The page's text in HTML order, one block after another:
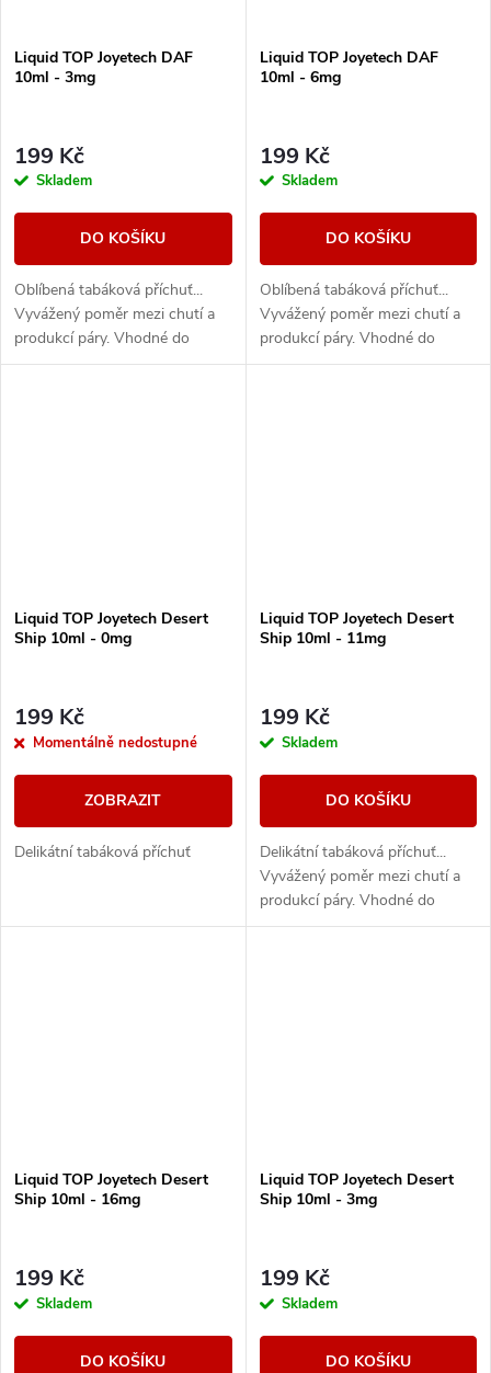
Liquid TOP Joyetech DAF
10ml - 3mg
199 Kč
Skladem
DO KOŠÍKU
Oblíbená tabáková příchuť...
Vyvážený poměr mezi chutí a
produkcí páry. Vhodné do
všech typů e-cigaret
Liquid TOP Joyetech DAF
10ml - 6mg
199 Kč
Skladem
DO KOŠÍKU
Oblíbená tabáková příchuť...
Vyvážený poměr mezi chutí a
produkcí páry. Vhodné do
všech typů e-cigaret
Liquid TOP Joyetech Desert
Ship 10ml - 0mg
199 Kč
Momentálně nedostupné
ZOBRAZIT
Delikátní tabáková příchuť
Liquid TOP Joyetech Desert
Ship 10ml - 11mg
199 Kč
Skladem
DO KOŠÍKU
Delikátní tabáková příchuť...
Vyvážený poměr mezi chutí a
produkcí páry. Vhodné do
všech typů e-cigaret
Liquid TOP Joyetech Desert
Ship 10ml - 16mg
199 Kč
Skladem
DO KOŠÍKU
Liquid TOP Joyetech Desert
Ship 10ml - 3mg
199 Kč
Skladem
DO KOŠÍKU